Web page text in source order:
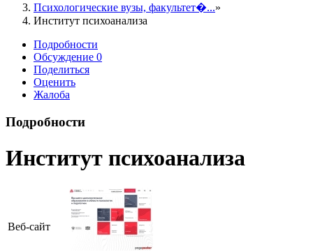
Психологические вузы, факультет�...
Институт психоанализа
Подробности
Обсуждение 0
Поделиться
Оценить
Жалоба
Подробности
Институт психоанализа
Веб-сайт